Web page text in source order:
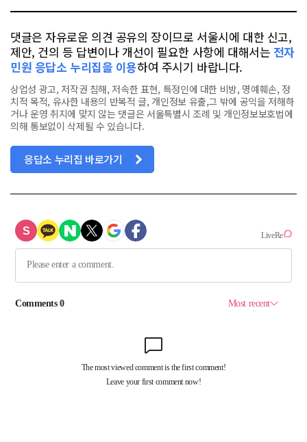
댓글은 자유로운 의견 공유의 장이므로 서울시에 대한 신고,
제안, 건의 등 답변이나 개선이 필요한 사항에 대해서는 전자
민원 응답소 누리집을 이용하여 주시기 바랍니다.
상업성 광고, 저작권 침해, 저속한 표현, 특정인에 대한 비방, 명예훼손, 정
치적 목적, 유사한 내용의 반복적 글, 개인정보 유출,그 밖에 공익을 저해하
거나 운영 취지에 맞지 않는 댓글은 서울특별시 조례 및 개인정보보호법에
의해 통보없이 삭제될 수 있습니다.
응답소 누리집 바로가기